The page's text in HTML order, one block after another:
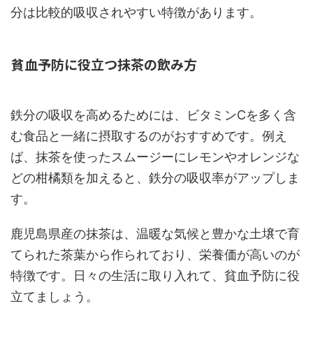
分は比較的吸収されやすい特徴があります。
貧血予防に役立つ抹茶の飲み方
鉄分の吸収を高めるためには、ビタミンCを多く含
む食品と一緒に摂取するのがおすすめです。例え
ば、抹茶を使ったスムージーにレモンやオレンジな
どの柑橘類を加えると、鉄分の吸収率がアップしま
す。
鹿児島県産の抹茶は、温暖な気候と豊かな土壌で育
てられた茶葉から作られており、栄養価が高いのが
特徴です。日々の生活に取り入れて、貧血予防に役
立てましょう。